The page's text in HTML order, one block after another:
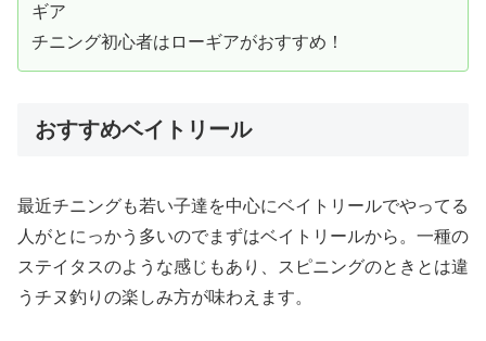
ギア
チニング初心者はローギアがおすすめ！
おすすめベイトリール
最近チニングも若い子達を中心にベイトリールでやってる
人がとにっかう多いのでまずはベイトリールから。一種の
ステイタスのような感じもあり、スピニングのときとは違
うチヌ釣りの楽しみ方が味わえます。